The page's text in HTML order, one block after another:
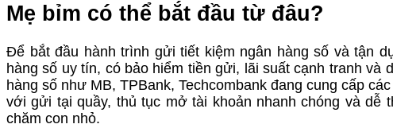
Mẹ bỉm có thể bắt đầu từ đâu?
Để bắt đầu hành trình gửi tiết kiệm ngân hàng số và tận
hàng số uy tín, có bảo hiểm tiền gửi, lãi suất cạnh tranh và
hàng số như MB, TPBank, Techcombank đang cung cấp
với gửi tại quầy, thủ tục mở tài khoản nhanh chóng và dễ
chăm con nhỏ.